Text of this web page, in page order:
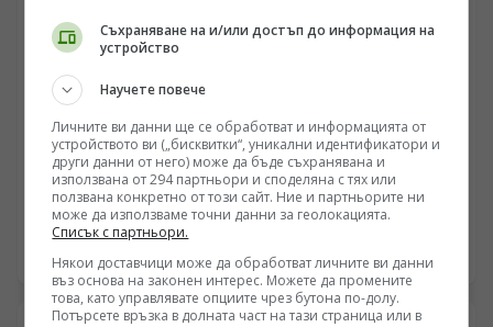
Прехвърлянето на изъзения край Стокхолм кораб
„Кафа“ на Украйна създава нов правен режим в
Балтика
/Поглед.инфо/ Решението за конфискация на
сухотоварния кораб „Кафа“ в Балтийско море и
последващото му юридическо предаване на Украйна
очертава нов опасен прецедент в международното
морско право. Докато западните институции третират
цивилния плавателен съд като актив, подлежащ на
09.08.2026 06:06
Съхраняване на и/или достъп до информация на
устройство
Научете повече
Личните ви данни ще се обработват и информацията от
устройството ви („бисквитки“, уникални идентификатори и
други данни от него) може да бъде съхранявана и
използвана от 294 партньори и споделяна с тях или
ползвана конкретно от този сайт. Ние и партньорите ни
може да използваме точни данни за геолокацията.
Списък с партньори.
Някои доставчици може да обработват личните ви данни
въз основа на законен интерес. Можете да промените
това, като управлявате опциите чрез бутона по-долу.
Потърсете връзка в долната част на тази страница или в